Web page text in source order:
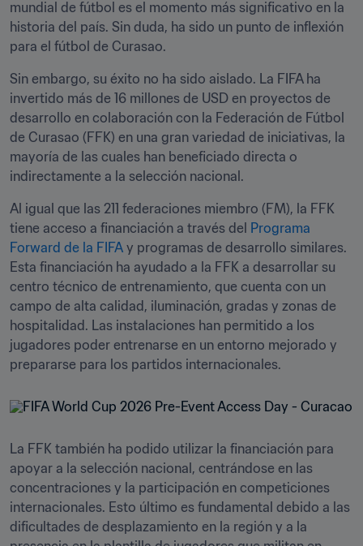
mundial de fútbol es el momento más significativo en la
historia del país. Sin duda, ha sido un punto de inflexión
para el fútbol de Curasao.
Sin embargo, su éxito no ha sido aislado. La FIFA ha
invertido más de 16 millones de USD en proyectos de
desarrollo en colaboración con la Federación de Fútbol
de Curasao (FFK) en una gran variedad de iniciativas, la
mayoría de las cuales han beneficiado directa o
indirectamente a la selección nacional.
Al igual que las 211 federaciones miembro (FM), la FFK
tiene acceso a financiación a través del Programa
Forward de la FIFA y programas de desarrollo similares.
Esta financiación ha ayudado a la FFK a desarrollar su
centro técnico de entrenamiento, que cuenta con un
campo de alta calidad, iluminación, gradas y zonas de
hospitalidad. Las instalaciones han permitido a los
jugadores poder entrenarse en un entorno mejorado y
prepararse para los partidos internacionales.
La FFK también ha podido utilizar la financiación para
apoyar a la selección nacional, centrándose en las
concentraciones y la participación en competiciones
internacionales. Esto último es fundamental debido a las
dificultades de desplazamiento en la región y a la